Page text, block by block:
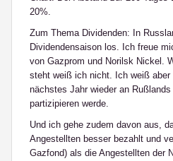
20%.
Zum Thema Dividenden: In
Dividendensaison los. Ich freue
von Gazprom und Norilsk Nickel.
steht weiß ich nicht. Ich weiß
nächstes Jahr wieder an
partizipieren werde.
Und ich gehe zudem davon aus,
Angestellten besser bezahlt und
Gazfond) als die Angestellten der